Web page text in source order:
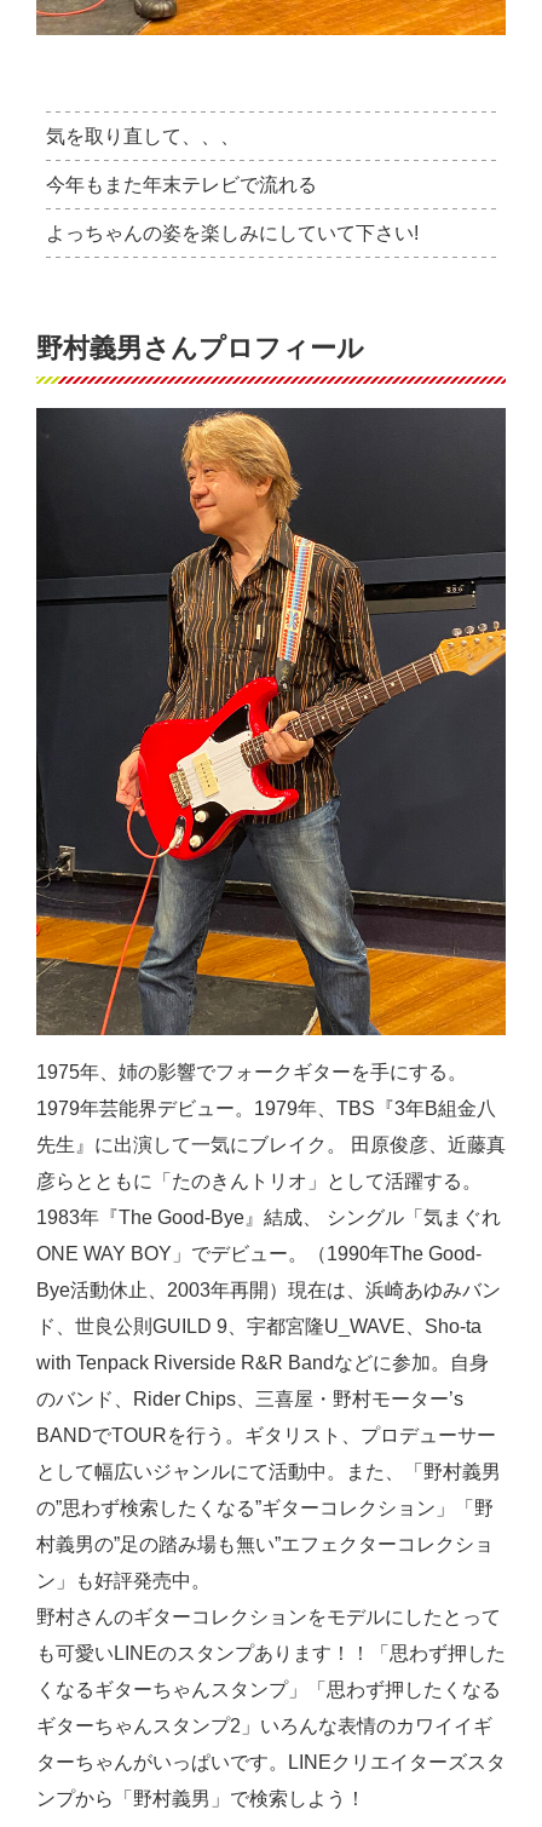
気を取り直して、、、
今年もまた年末テレビで流れる
よっちゃんの姿を楽しみにしていて下さい!
野村義男さんプロフィール
1975年、姉の影響でフォークギターを手にする。
1979年芸能界デビュー。1979年、TBS『3年B組金八
先生』に出演して一気にブレイク。 田原俊彦、近藤真
彦らとともに「たのきんトリオ」として活躍する。
1983年『The Good-Bye』結成、 シングル「気まぐれ
ONE WAY BOY」でデビュー。（1990年The Good-
Bye活動休止、2003年再開）現在は、浜崎あゆみバン
ド、世良公則GUILD 9、宇都宮隆U_WAVE、Sho-ta
with Tenpack Riverside R&R Bandなどに参加。自身
のバンド、Rider Chips、三喜屋・野村モーター’s
BANDでTOURを行う。ギタリスト、プロデューサー
として幅広いジャンルにて活動中。また、「野村義男
の”思わず検索したくなる”ギターコレクション」「野
村義男の”足の踏み場も無い”エフェクターコレクショ
ン」も好評発売中。
野村さんのギターコレクションをモデルにしたとって
も可愛いLINEのスタンプあります！！「思わず押した
くなるギターちゃんスタンプ」「思わず押したくなる
ギターちゃんスタンプ2」いろんな表情のカワイイギ
ターちゃんがいっぱいです。LINEクリエイターズスタ
ンプから「野村義男」で検索しよう！